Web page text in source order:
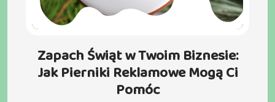
Zapach Świąt w Twoim Biznesie:
Jak Pierniki Reklamowe Mogą Ci
Pomóc